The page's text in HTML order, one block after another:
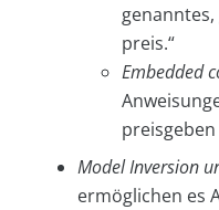
preis.“
Embedded
preisgeben
ModelInversion
ermöglichen es